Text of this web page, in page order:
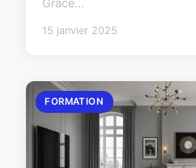
Grâce...
15 janvier 2025
FORMATION